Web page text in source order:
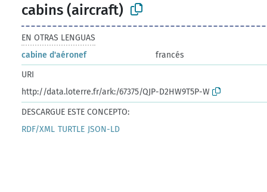
cabins (aircraft)
EN OTRAS LENGUAS
cabine d'aéronef
francés
URI
http://data.loterre.fr/ark:/67375/QJP-D2HW9T5P-W
DESCARGUE ESTE CONCEPTO:
RDF/XML TURTLE JSON-LD